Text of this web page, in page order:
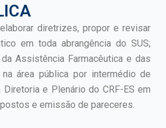
diretrizes, propor e revisar
em toda abrangência do SUS;
Assistência Farmacêutica e das
área pública por intermédio de
e Plenário do CRF-ES em
e emissão de pareceres.